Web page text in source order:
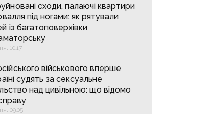
сходи, палаючі квартири
під ногами: як рятували
із багатоповерхівки
10:17
військового вперше
судять за сексуальне
над цивільною: що відомо
09:05